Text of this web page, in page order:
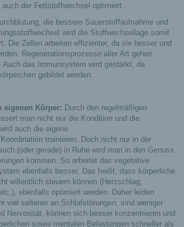
der Fettstoffwechsel optimiert.
die bessere Sauerstoffaufnahme und
wird die Stoffwechsellage somit
Die Zellen arbeiten effizienter, da sie besser und
Regenerationsprozesse aller Art gehen
Auch das Immunsystem wird gestärkt, da
gebildet werden.
eigenen Körper: Durch den regelmäßigen
man nicht nur die Kondition und die
auch die eigene
trainieren. Doch nicht nur in der
(oder gerade) in Ruhe wird man in den Genuss
kommen. So arbeitet das vegetative
ebenfalls besser. Das heißt, dass körperliche
willentlich steuern können (Herzschlag,
ebenfalls optimiert werden. Daher leiden
viel seltener an Schlafstörungen, sind weniger
Nervosität, können sich besser konzentrieren und
sowie mentalen Belastungen schneller als